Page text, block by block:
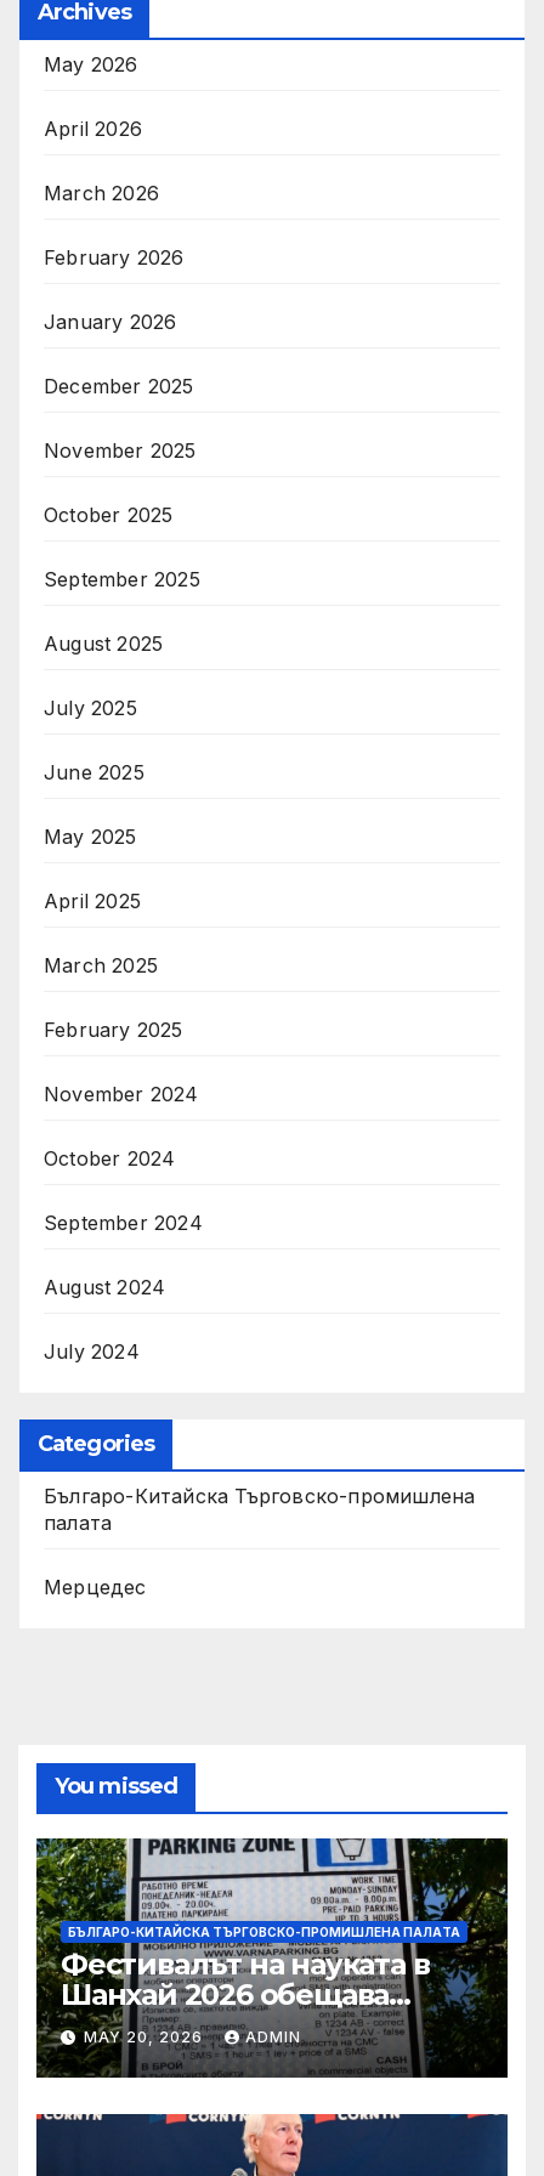
Archives
May 2026
April 2026
March 2026
February 2026
January 2026
December 2025
November 2025
October 2025
September 2025
August 2025
July 2025
June 2025
May 2025
April 2025
March 2025
February 2025
November 2024
October 2024
September 2024
August 2024
July 2024
Categories
Българо-Китайска Търговско-промишлена
палaта
Мерцедес
You missed
БЪЛГАРО-КИТАЙСКА ТЪРГОВСКО-ПРОМИШЛЕНА ПАЛAТА
Фестивалът на науката в
Шанхай 2026 обещава
вълнуващи научно-
технологични иновации
MAY 20, 2026 ADMIN